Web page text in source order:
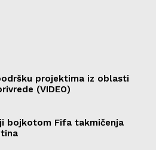
projektima iz oblasti
(VIDEO)
bojkotom Fifa takmičenja